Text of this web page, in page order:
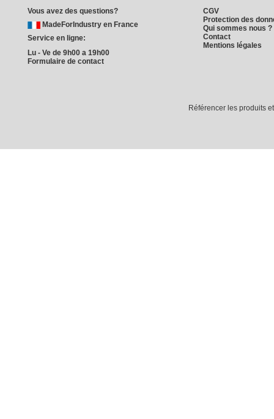
Vous avez des questions?
MadeForIndustry en France
Service en ligne:
Lu - Ve de 9h00 a 19h00
Formulaire de contact
CGV
Protection des
Qui sommes nous ?
Contact
Mentions légales
Référencer les produits